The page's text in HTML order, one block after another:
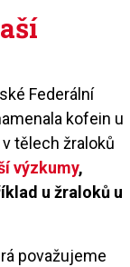
Federální
kofein u
tělech žraloků
výzkumy,
u žraloků u
považujeme